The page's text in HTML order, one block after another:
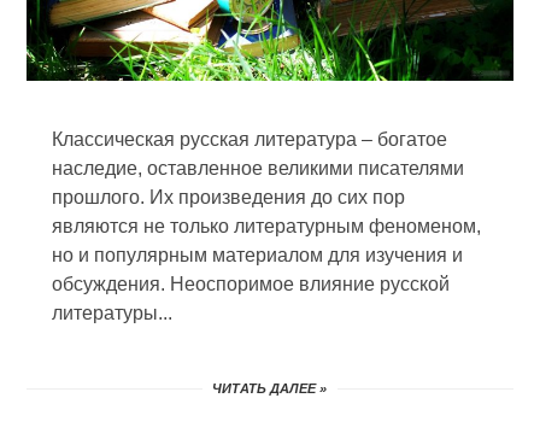
Классическая русская литература – богатое
наследие, оставленное великими писателями
прошлого. Их произведения до сих пор
являются не только литературным феноменом,
но и популярным материалом для изучения и
обсуждения. Неоспоримое влияние русской
литературы...
ЧИТАТЬ ДАЛЕЕ »